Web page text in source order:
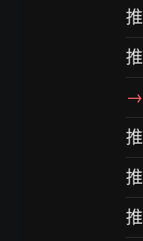
推
推
→
推
推
推